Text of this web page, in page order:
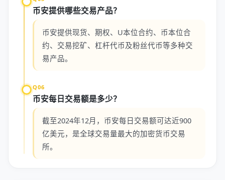
币安提供哪些交易产品？
币安提供现货、期权、U本位合约、币本位合
约、交易挖矿、杠杆代币及粉丝代币等多种交
易产品。
Q06
币安每日交易额是多少？
截至2024年12月，币安每日交易额可达近900
亿美元，是全球交易量最大的加密货币交易
所。